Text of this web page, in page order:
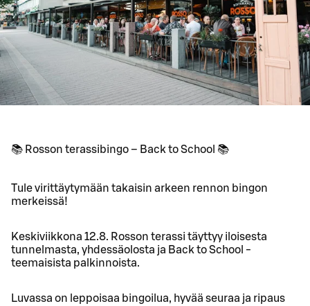
📚 Rosson terassibingo – Back to School 📚
Tule virittäytymään takaisin arkeen rennon bingon
merkeissä!
Keskiviikkona 12.8. Rosson terassi täyttyy iloisesta
tunnelmasta, yhdessäolosta ja Back to School -
teemaisista palkinnoista.
Luvassa on leppoisaa bingoilua, hyvää seuraa ja ripaus